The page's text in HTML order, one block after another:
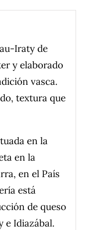
Iraty de
y elaborado
vasca.
textura que
en la
en la
en el País
está
de queso
e Idiazábal.